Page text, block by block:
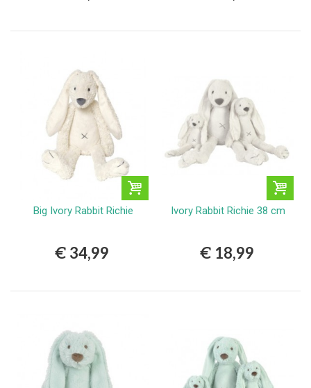
Big Ivory Rabbit Richie
€ 34,99
Ivory Rabbit Richie 38 cm
€ 18,99